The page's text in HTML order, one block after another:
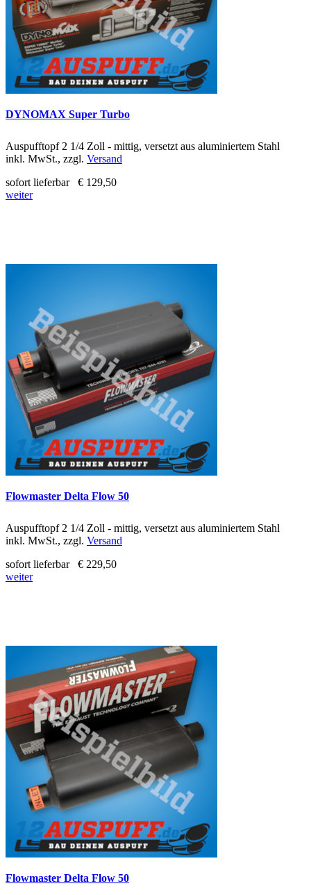
DYNOMAX Super Turbo
Auspufftopf 2 1/4 Zoll - mittig, versetzt aus aluminiertem Stahl
inkl. MwSt., zzgl. Versand
sofort lieferbar
€ 129,50
weiter
Flowmaster Delta Flow 50
Auspufftopf 2 1/4 Zoll - mittig, versetzt aus aluminiertem Stahl
inkl. MwSt., zzgl. Versand
sofort lieferbar
€ 229,50
weiter
Flowmaster Delta Flow 50